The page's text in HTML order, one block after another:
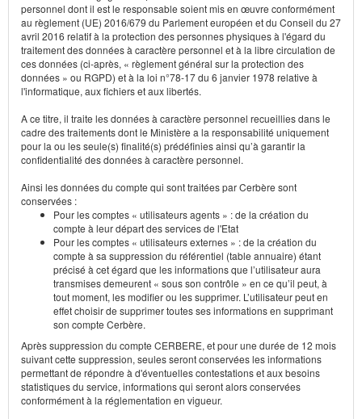
personnel dont il est le responsable soient mis en œuvre conformément
au règlement (UE) 2016/679 du Parlement européen et du Conseil du 27
avril 2016 relatif à la protection des personnes physiques à l'égard du
traitement des données à caractère personnel et à la libre circulation de
ces données (ci-après, « règlement général sur la protection des
données » ou RGPD) et à la loi n°78-17 du 6 janvier 1978 relative à
l'informatique, aux fichiers et aux libertés.
A ce titre, il traite les données à caractère personnel recueillies dans le
cadre des traitements dont le Ministère a la responsabilité uniquement
pour la ou les seule(s) finalité(s) prédéfinies ainsi qu’à garantir la
confidentialité des données à caractère personnel.
Ainsi les données du compte qui sont traitées par Cerbère sont
conservées :
Pour les comptes « utilisateurs agents » : de la création du
compte à leur départ des services de l'Etat
Pour les comptes « utilisateurs externes » : de la création du
compte à sa suppression du référentiel (table annuaire) étant
précisé à cet égard que les informations que l’utilisateur aura
transmises demeurent « sous son contrôle » en ce qu’il peut, à
tout moment, les modifier ou les supprimer. L’utilisateur peut en
effet choisir de supprimer toutes ses informations en supprimant
son compte Cerbère.
Après suppression du compte CERBERE, et pour une durée de 12 mois
suivant cette suppression, seules seront conservées les informations
permettant de répondre à d'éventuelles contestations et aux besoins
statistiques du service, informations qui seront alors conservées
conformément à la réglementation en vigueur.